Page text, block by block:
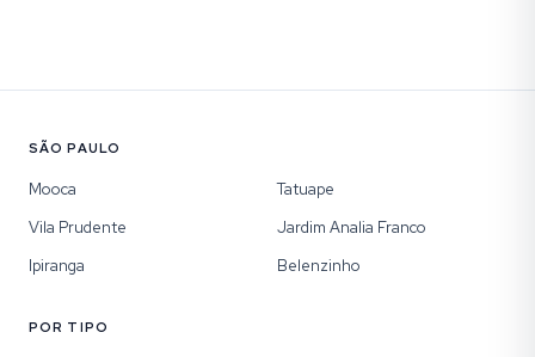
SÃO PAULO
Mooca
Tatuape
Vila Prudente
Jardim Analia Franco
Ipiranga
Belenzinho
POR TIPO